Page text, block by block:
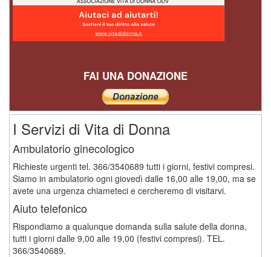
FAI UNA DONAZIONE
I Servizi di Vita di Donna
Ambulatorio ginecologico
Richieste urgenti tel. 366/3540689 tutti i giorni, festivi compresi.
Siamo in ambulatorio ogni giovedì dalle 16,00 alle 19,00, ma se
avete una urgenza chiameteci e cercheremo di visitarvi.
Aiuto telefonico
Rispondiamo a qualunque domanda sulla salute della donna,
tutti i giorni dalle 9,00 alle 19,00 (festivi compresi). TEL.
366/3540689.